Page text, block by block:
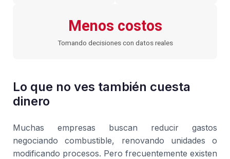
Menos costos
Tomando decisiones con datos reales
Lo que no ves también cuesta
dinero
Muchas empresas buscan reducir gastos
negociando combustible, renovando unidades o
modificando procesos. Pero frecuentemente existen